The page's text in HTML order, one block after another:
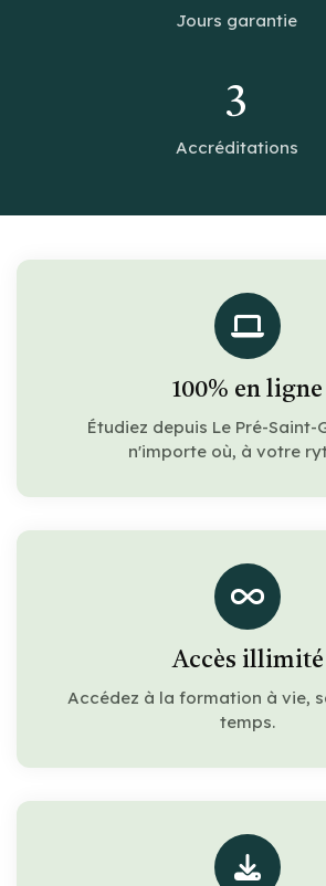
Jours garantie
3
Accréditations
100% en ligne
Étudiez depuis Le Pré-Saint-
n'importe où, à votre
Accès illimité
Accédez à la formation à vie,
temps.